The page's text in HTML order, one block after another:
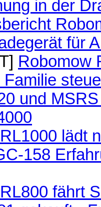
in der
für
Robomow
und
lädt
158
fährt